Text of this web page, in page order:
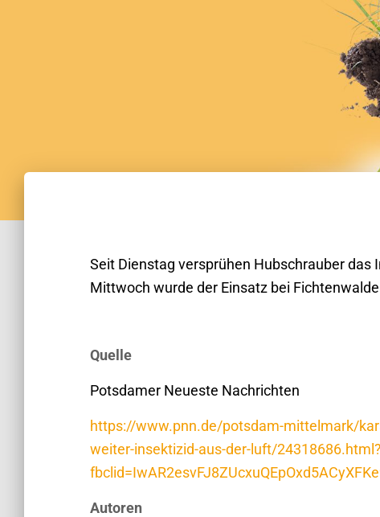
Seit Dienstag versprühen Hubschrauber das
Mittwoch wurde der Einsatz bei
Quelle
Potsdamer Neueste Nachrichten
https://www.pnn.de/potsdam-mittelmark/
weiter-insektizid-aus-der-luft/24318686.html?
Autoren